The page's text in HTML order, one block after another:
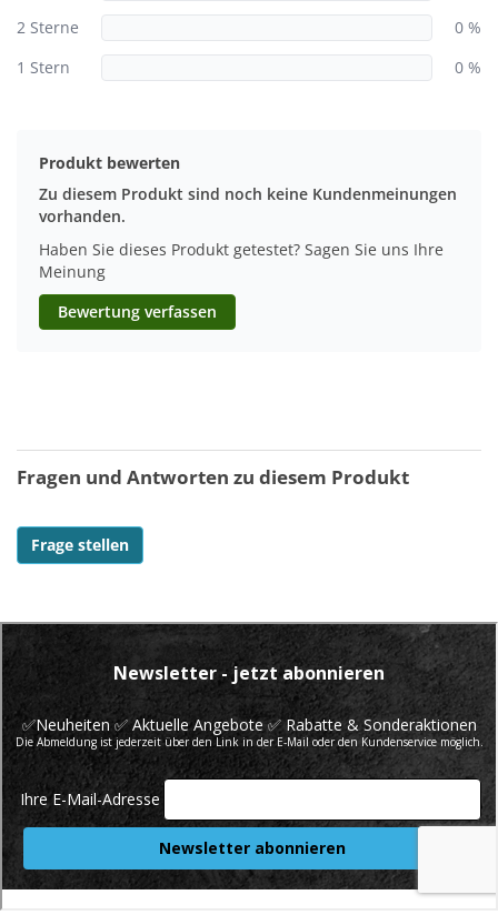
2 Sterne
0 %
1 Stern
0 %
Produkt bewerten
Zu diesem Produkt sind noch keine Kundenmeinungen
vorhanden.
Haben Sie dieses Produkt getestet? Sagen Sie uns Ihre
Meinung
Bewertung verfassen
Fragen und Antworten zu diesem Produkt
Frage stellen